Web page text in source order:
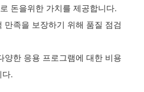
돈을위한 가치를 제공합니다.
족을 보장하기 위해 품질 점검
양한 응용 프로그램에 대한 비용
다.